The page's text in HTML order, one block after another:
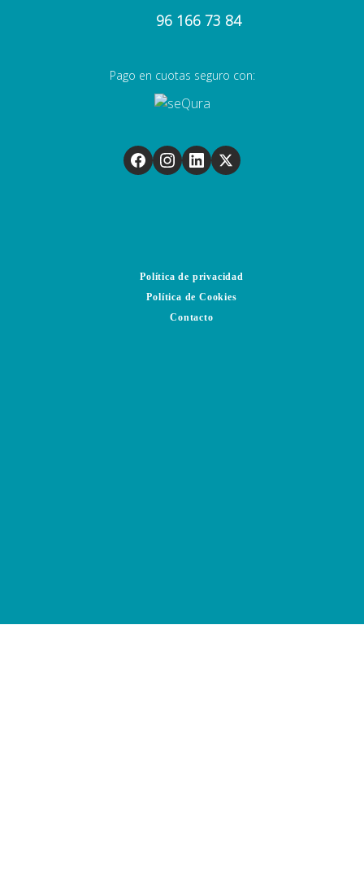
96 166 73 84
Pago en cuotas seguro con:
Política de privacidad
Política de Cookies
Contacto